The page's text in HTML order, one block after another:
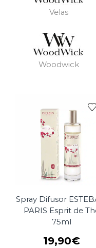
Velas
Woodwick
Spray Difusor
PARIS Esprit de
75ml
19,90€